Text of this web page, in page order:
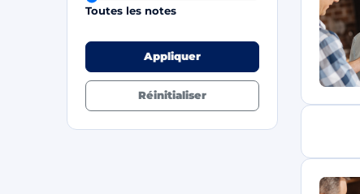
Toutes les notes
Appliquer
Réinitialiser